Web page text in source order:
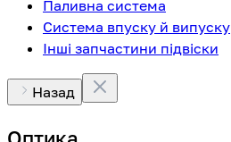
Паливна система
Система впуску й випуску
Інші запчастини підвіски
Назад